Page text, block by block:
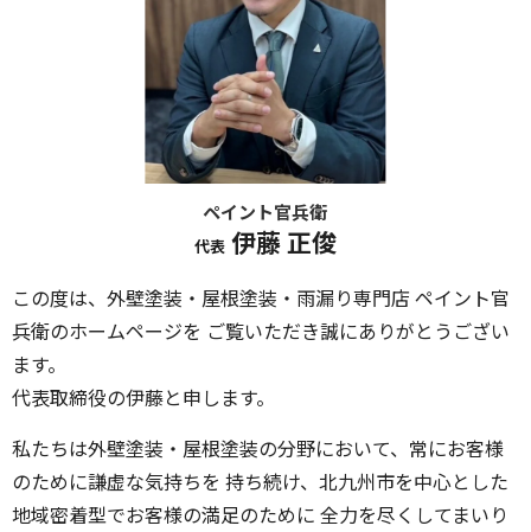
ペイント官兵衛
代表 伊藤 正俊
この度は、外壁塗装・屋根塗装・雨漏り専門店 ペイント官
兵衛のホームページを ご覧いただき誠にありがとうござい
ます。
代表取締役の伊藤と申します。
私たちは外壁塗装・屋根塗装の分野において、常にお客様
のために謙虚な気持ちを 持ち続け、北九州市を中心とした
地域密着型でお客様の満足のために 全力を尽くしてまいり